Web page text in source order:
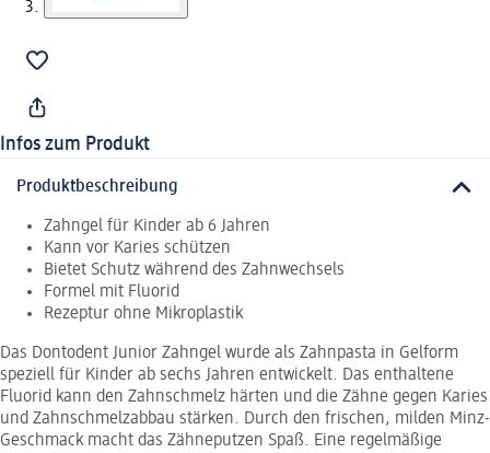
Infos zum Produkt
Produktbeschreibung
Zahngel für Kinder ab 6 Jahren
Kann vor Karies schützen
Bietet Schutz während des Zahnwechsels
Formel mit Fluorid
Rezeptur ohne Mikroplastik
Das Dontodent Junior Zahngel wurde als Zahnpasta in Gelform
speziell für Kinder ab sechs Jahren entwickelt. Das enthaltene
Fluorid kann den Zahnschmelz härten und die Zähne gegen Karies
und Zahnschmelzabbau stärken. Durch den frischen, milden Minz-
Geschmack macht das Zähneputzen Spaß. Eine regelmäßige